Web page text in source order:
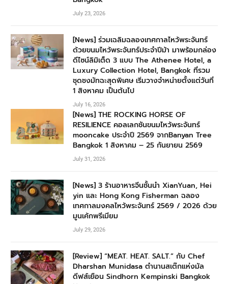
July 23, 2026
[News] ร่วมเฉลิมฉลองเทศกาลไหว้พระจันทร์
ด้วยขนมไหว้พระจันทร์ประจำปีม้า มาพร้อมกล่อง
ดีไซน์ลิมิเต็ด 3 แบบ The Athenee Hotel, a
Luxury Collection Hotel, Bangkok ที่รวม
ชุดชงมัทฉะสุดพิเศษ เริ่มวางจำหน่ายตั้งแต่วันที่
1 สิงหาคม เป็นต้นไป
July 16, 2026
[News] THE ROCKING HORSE OF
RESILIENCE คอลเลกชันขนมไหว้พระจันทร์
mooncake ประจำปี 2569 จากBanyan Tree
Bangkok 1 สิงหาคม – 25 กันยายน 2569
July 31, 2026
[News] 3 ร้านอาหารจีนชั้นนำ XianYuan, Hei
yin และ Hong Kong Fisherman ฉลอง
เทศกาลมงคลไหว้พระจันทร์ 2569 / 2026 ด้วย
มูนเค้กพรีเมียม
July 29, 2026
[Review] “MEAT. HEAT. SALT.” กับ Chef
Dharshan Munidasa ตำนานสเต๊กแห่งมัล
ดีฟส์เยือน Sindhorn Kempinski Bangkok